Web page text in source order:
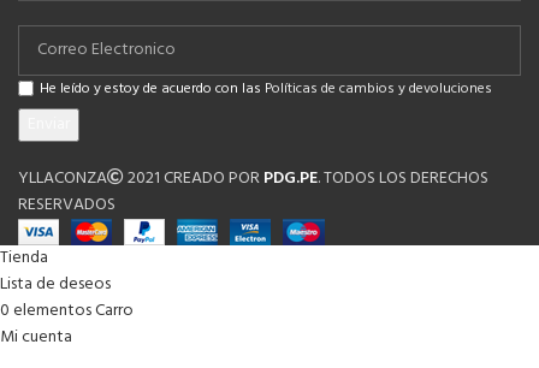
He leído y estoy de acuerdo con las Políticas de cambios y devoluciones
YLLACONZA 2021 CREADO PORPDG.PE. TODOS LOS DERECHOS
RESERVADOS
Tienda
Lista de deseos
0elementosCarro
Mi cuenta